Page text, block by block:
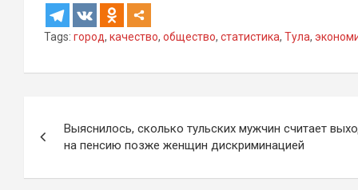
Tags: город, качество, общество, статистика, Тула,
по
записям
Выяснилось, сколько тульских мужчин считает
на пенсию позже женщин дискриминацией